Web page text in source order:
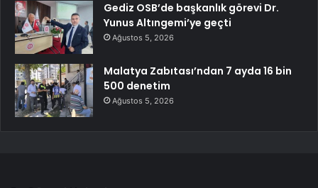
Gediz OSB’de başkanlık görevi Dr.
Yunus Altıngemi’ye geçti
Ağustos 5, 2026
Malatya Zabıtası’ndan 7 ayda 16 bin
500 denetim
Ağustos 5, 2026